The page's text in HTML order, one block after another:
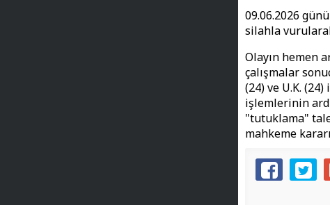
09.06.2026
silahla
Olayın hemen
çalışmalar
(24) ve U.K.
işlemlerinin
"tutuklama"
mahkeme